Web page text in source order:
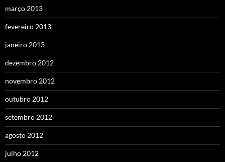
março 2013
fevereiro 2013
janeiro 2013
dezembro 2012
novembro 2012
outubro 2012
setembro 2012
agosto 2012
julho 2012